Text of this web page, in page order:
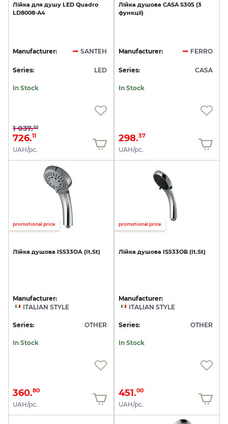
Лійка для душу LED Quadro
LD8008-A4
Manufacturer: SANTEH
Series: LED
In Stock
1 037.30
726.11
UAH/pc.
Лійка душова CASA S305 (3
функції)
Manufacturer: FERRO
Series: CASA
In Stock
298.37
UAH/pc.
promotional price
Лійка душова IS533ОА (It.St)
Manufacturer:
ITALIAN STYLE
Series: OTHER
In Stock
360.80
UAH/pc.
promotional price
Лійка душова IS533ОВ (It.St)
Manufacturer:
ITALIAN STYLE
Series: OTHER
In Stock
451.00
UAH/pc.